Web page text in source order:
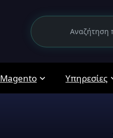
Magento Υπηρεσίες